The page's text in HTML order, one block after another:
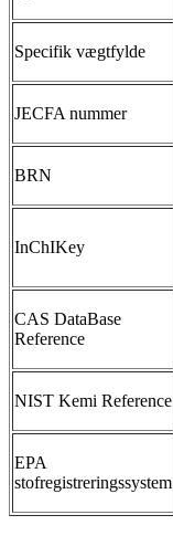
Specifik vægtfylde
JECFA nummer
BRN
InChIKey
CAS DataBase
Reference
NIST Kemi Reference
EPA
stofregistreringssystem